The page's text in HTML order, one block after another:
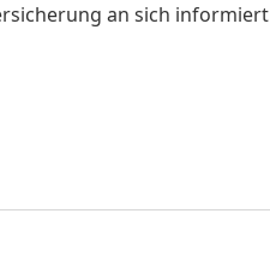
an sich informiert